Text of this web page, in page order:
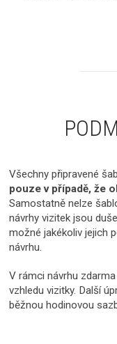
Všechny připravené
pouze v případě, že
Samostatně nelze
návrhy vizitek jsou
možné jakékoliv jejich
návrhu.
V rámci návrhu
vzhledu vizitky. Další
běžnou hodinovou